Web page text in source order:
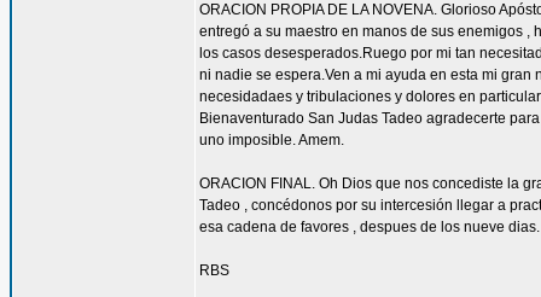
ORACION PROPIA DE LA NOVENA. Glorioso
entregó a su maestro en manos de sus enemigos
los casos desesperados.Ruego por mi tan
ni nadie se espera.Ven a mi ayuda en esta mi
necesidadaes y tribulaciones y dolores en
Bienaventurado San Judas Tadeo agradecerte
uno imposible. Amem.
ORACION FINAL. Oh Dios que nos concediste la
Tadeo , concédonos por su intercesión llegar a
esa cadena de favores , despues de los nueve dias.
RBS